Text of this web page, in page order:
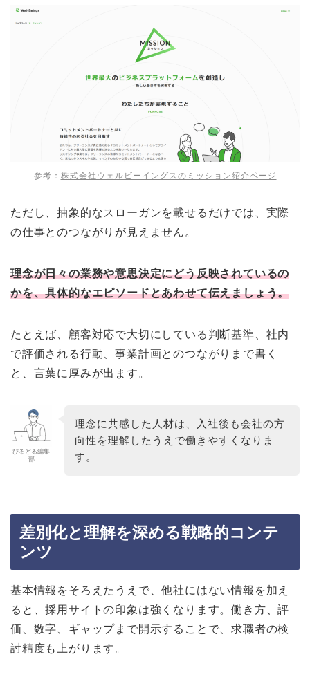
参考： 株式会社ウェルビーイングスのミッション紹介ページ
ただし、抽象的なスローガンを載せるだけでは、実際
の仕事とのつながりが見えません。
理念が日々の業務や意思決定にどう反映されているの
かを、具体的なエピソードとあわせて伝えましょう。
たとえば、顧客対応で大切にしている判断基準、社内
で評価される行動、事業計画とのつながりまで書く
と、言葉に厚みが出ます。
びるどる編集
部
理念に共感した人材は、入社後も会社の方
向性を理解したうえで働きやすくなりま
す。
差別化と理解を深める戦略的コンテ
ンツ
基本情報をそろえたうえで、他社にはない情報を加え
ると、採用サイトの印象は強くなります。働き方、評
価、数字、ギャップまで開示することで、求職者の検
討精度も上がります。